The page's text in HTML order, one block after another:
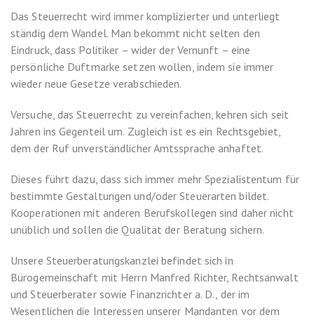
Das Steuerrecht wird immer komplizierter und unterliegt
ständig dem Wandel. Man bekommt nicht selten den
Eindruck, dass Politiker – wider der Vernunft – eine
persönliche Duftmarke setzen wollen, indem sie immer
wieder neue Gesetze verabschieden.
Versuche, das Steuerrecht zu vereinfachen, kehren sich seit
Jahren ins Gegenteil um. Zugleich ist es ein Rechtsgebiet,
dem der Ruf unverständlicher Amtssprache anhaftet.
Dieses führt dazu, dass sich immer mehr Spezialistentum für
bestimmte Gestaltungen und/oder Steuerarten bildet.
Kooperationen mit anderen Berufskollegen sind daher nicht
unüblich und sollen die Qualität der Beratung sichern.
Unsere Steuerberatungskanzlei befindet sich in
Bürogemeinschaft mit Herrn Manfred Richter, Rechtsanwalt
und Steuerberater sowie Finanzrichter a. D., der im
Wesentlichen die Interessen unserer Mandanten vor dem